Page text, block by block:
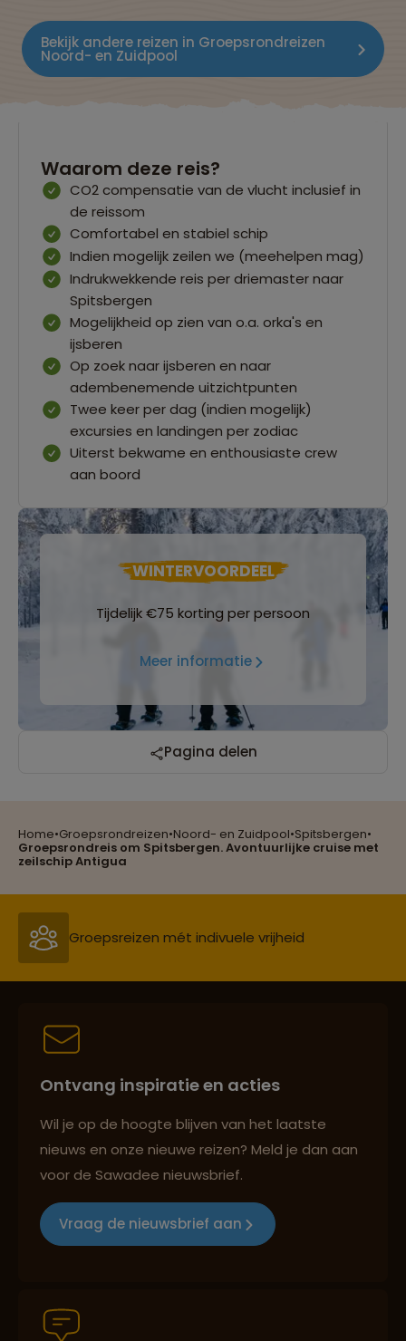
Home•Groepsrondreizen•Noord- en Zuidpool•Spitsbergen•
Groepsrondreis om Spitsbergen. Avontuurlijke cruise met
zeilschip Antigua
Bekijk andere reizen in Groepsrondreizen
Noord- en Zuidpool
Waarom deze reis?
CO2 compensatie van de vlucht inclusief in
de reissom
Comfortabel en stabiel schip
Indien mogelijk zeilen we (meehelpen mag)
Indrukwekkende reis per driemaster naar
Spitsbergen
Mogelijkheid op zien van o.a. orka's en
ijsberen
Op zoek naar ijsberen en naar
adembenemende uitzichtpunten
Twee keer per dag (indien mogelijk)
excursies en landingen per zodiac
Uiterst bekwame en enthousiaste crew
aan boord
WINTERVOORDEEL
Tijdelijk €75 korting per persoon
Meer informatie
Pagina delen
Reizen met oog voor mens, cultuur en milieu
Groepsreizen mét indivuele vrijheid
Persoonlijk en deskundig reisadvies
Reizen met oog voor mens, cultuur en milieu
Ontvang inspiratie en acties
Wil je op de hoogte blijven van het laatste
nieuws en onze nieuwe reizen? Meld je dan aan
voor de Sawadee nieuwsbrief.
Vraag de nieuwsbrief aan